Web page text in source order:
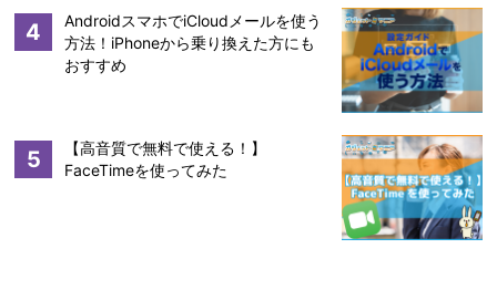
4
AndroidスマホでiCloudメールを使う
方法！iPhoneから乗り換えた方にも
おすすめ
5
【高音質で無料で使える！】
FaceTimeを使ってみた